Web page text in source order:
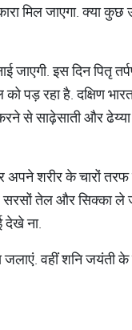
मिल जाएगा. क्या कुछ
जाएगी. इस दिन पितृ
पड़ रहा है. दक्षिण
से साढ़ेसाती और
शरीर के चारों
तेल और सिक्का ले
देखे ना.
वहीं शनि जयंती